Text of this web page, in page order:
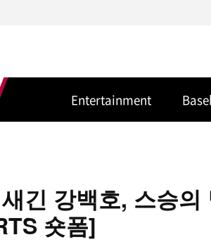
Entertainment
긴 강백호, 스승
숏폼]